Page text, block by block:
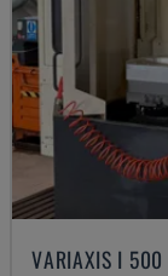
VARIAXIS I 500